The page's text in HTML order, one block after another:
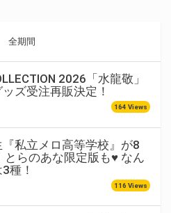
全期間
2026「水龍敬」
ズ受注再販決定！
164 Views
私立メロ高等学校』が8
とらのあな限定版も♥ なん
種！
116 Views